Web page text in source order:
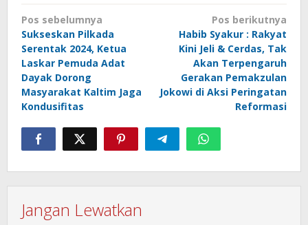
Navigasi
pos
Pos sebelumnya
Sukseskan Pilkada
Serentak 2024, Ketua
Laskar Pemuda Adat
Dayak Dorong
Masyarakat Kaltim Jaga
Kondusifitas
Pos berikutnya
Habib Syakur : Rakyat
Kini Jeli & Cerdas, Tak
Akan Terpengaruh
Gerakan Pemakzulan
Jokowi di Aksi Peringatan
Reformasi
Jangan Lewatkan